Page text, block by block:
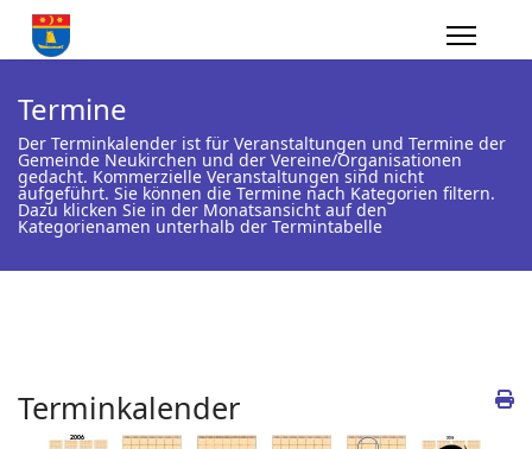
Termine
Der Terminkalender ist für Veranstaltungen und Termine der
Gemeinde Neukirchen und der Vereine/Organisationen
gedacht. Kommerzielle Veranstaltungen sind nicht
aufgeführt. Sie können die Termine nach Kategorien filtern.
Dazu klicken Sie in der Monatsansicht auf den
Kategorienamen unterhalb der Termintabelle
Terminkalender